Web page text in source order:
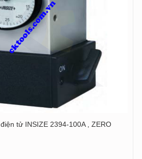
tử INSIZE 2394-100A , ZERO